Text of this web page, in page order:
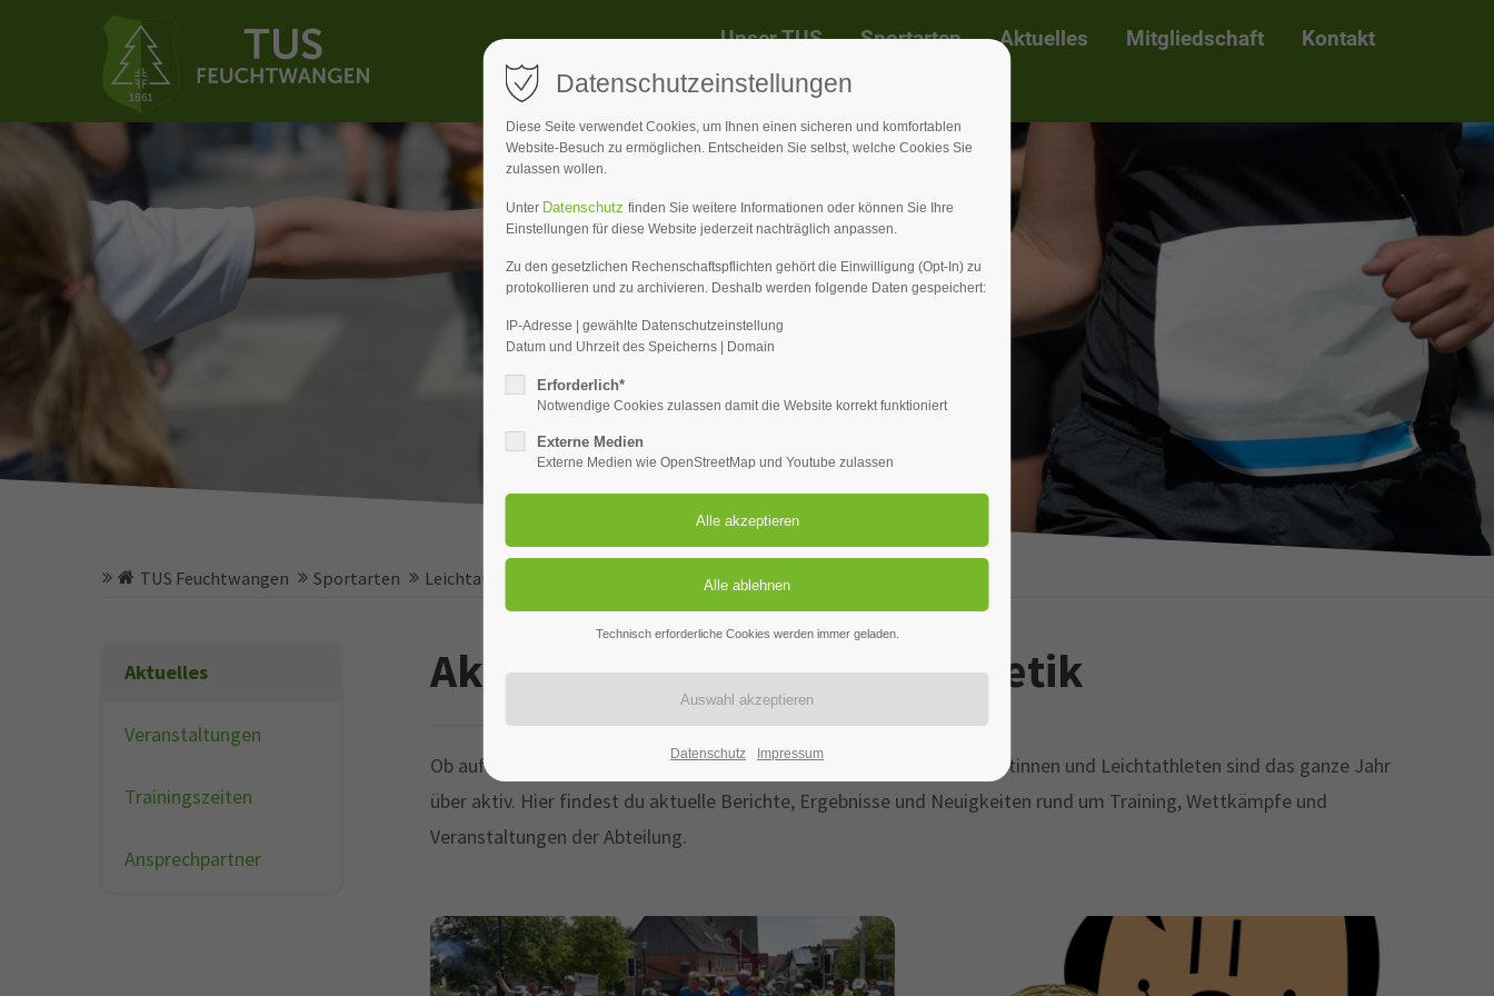
Unser TUS Sportarten Aktuelles Mitgliedschaft Kontakt
TUS Feuchtwangen Sportarten Leichtathletik
Aktuelles aus der Leichtathletik
Ob auf der Bahn, beim Crosslauf oder im Stadion – unsere Leichtathletinnen und Leichtathleten sind das ganze Jahr
über aktiv. Hier findest du aktuelle Berichte, Ergebnisse und Neuigkeiten rund um Training, Wettkämpfe und
Veranstaltungen der Abteilung.
Aktuelles
Veranstaltungen
Trainingszeiten
Ansprechpartner
Datenschutzeinstellungen
Diese Seite verwendet Cookies, um Ihnen einen sicheren und komfortablen
Website-Besuch zu ermöglichen. Entscheiden Sie selbst, welche Cookies Sie
zulassen wollen.
Unter Datenschutz finden Sie weitere Informationen oder können Sie Ihre
Einstellungen für diese Website jederzeit nachträglich anpassen.
Zu den gesetzlichen Rechenschaftspflichten gehört die Einwilligung (Opt-In) zu
protokollieren und zu archivieren. Deshalb werden folgende Daten gespeichert:
IP-Adresse | gewählte Datenschutzeinstellung
Datum und Uhrzeit des Speicherns | Domain
Erforderlich*
Notwendige Cookies zulassen damit die Website korrekt funktioniert
Externe Medien
Externe Medien wie OpenStreetMap und Youtube zulassen
Technisch erforderliche Cookies werden immer geladen.
Datenschutz Impressum